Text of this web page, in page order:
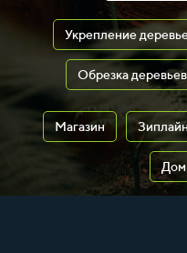
Укрепление
Обрезка деревьев
Магазин
Дом